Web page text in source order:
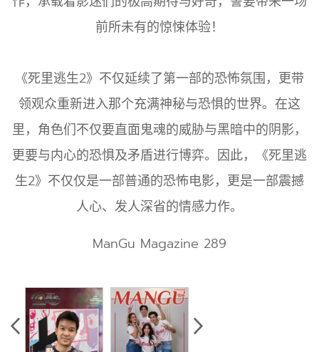
前所未有的惊悚体验！
《死里逃生2》不仅延续了第一部的恐怖氛围，更带
领观众重新进入那个充满神秘与恐惧的世界。在这
里，角色们不仅要直面鬼魂的威胁与黑暗中的阴影，
更要与内心的恐惧及矛盾进行博弈。因此，《死里逃
生2》不仅仅是一部普通的恐怖电影，更是一部震撼
人心、发人深省的情感力作。
ManGu Magazine 289